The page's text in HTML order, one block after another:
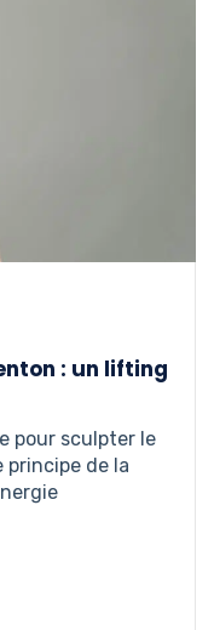
: un lifting
pour sculpter le
principe de la